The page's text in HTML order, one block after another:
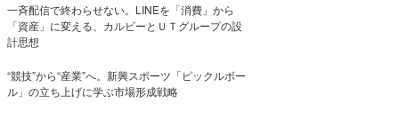
一斉配信で終わらせない。LINEを「消費」から
「資産」に変える、カルビーとＵＴグループの設
計思想
“競技”から“産業”へ。新興スポーツ「ピックルボー
ル」の立ち上げに学ぶ市場形成戦略